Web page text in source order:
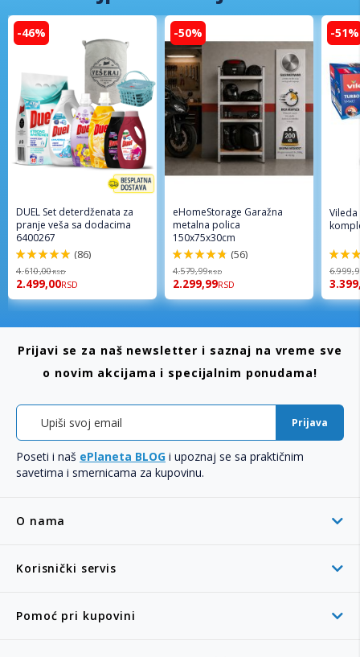
-46%
DUEL Set deterdženata za
pranje veša sa dodacima
6400267
98%
(86)
4.610,00RSD
2.499,00RSD
-50%
eHomeStorage Garažna
metalna polica
150x75x30cm
96%
(56)
4.579,99RSD
2.299,99RSD
-51%
92%
O nama
Korisnički servis
Pomoć pri kupovini
Prijavi se za naš newsletter i saznaj na vreme sve
o novim akcijama i specijalnim ponudama!
Prijava
Poseti i naš ePlaneta BLOG i upoznaj se sa praktičnim
savetima i smernicama za kupovinu.